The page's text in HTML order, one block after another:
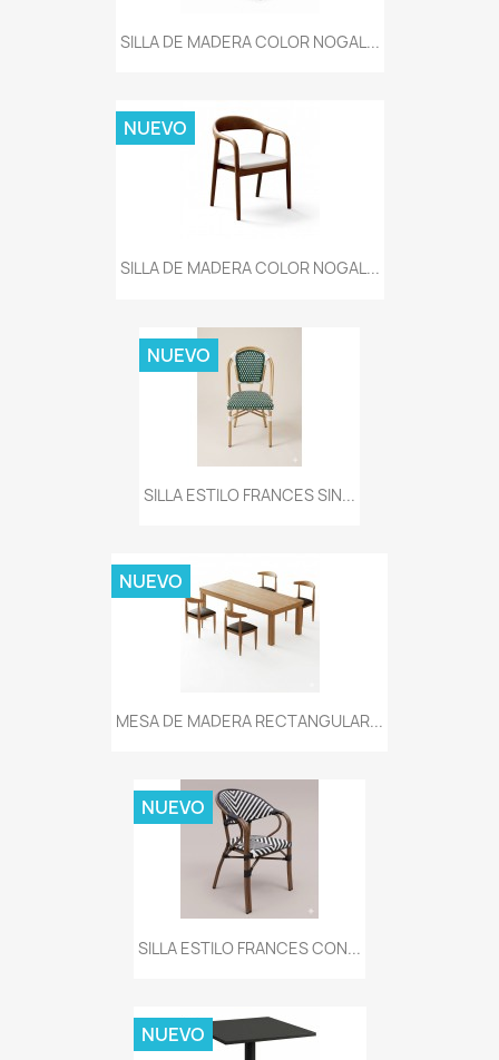
SILLA DE MADERA COLOR NOGAL...
SILLA DE MADERA COLOR NOGAL...
NUEVO
SILLA ESTILO FRANCES SIN...
NUEVO
MESA DE MADERA RECTANGULAR...
NUEVO
SILLA ESTILO FRANCES CON...
NUEVO
NUEVO